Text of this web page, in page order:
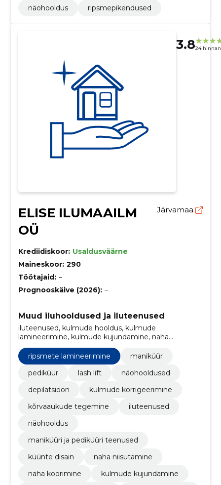
näohooldus
ripsmepikendused
3.824
ELISE ILUMAAILM
OÜ
Järvamaa
Krediidiskoor: Usaldusväärne
Maineskoor: 290
Töötajaid: –
Prognooskäive (2026): –
Muud iluhooldused ja iluteenused
iluteenused, kulmude hooldus, kulmude
lamineerimine, kulmude kujundamine, naha
ja pediküüri teenused, näohooldus, maniküür
ripsmete lamineerimine
maniküür
pediküür
lash lift
näohooldused
depilatsioon
kulmude korrigeerimine
kõrvaaukude tegemine
iluteenused
näohooldus
maniküüri ja pediküüri teenused
küünte disain
naha niisutamine
naha koorimine
kulmude kujundamine